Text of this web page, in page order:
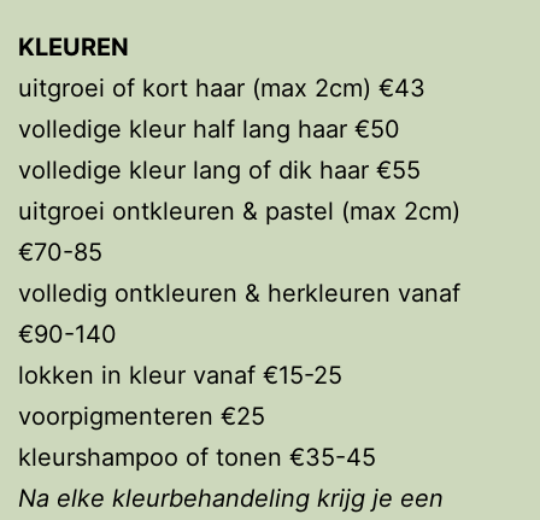
KLEUREN
uitgroei of kort haar (max 2cm) €43
volledige kleur half lang haar €50
volledige kleur lang of dik haar €55
uitgroei ontkleuren & pastel (max 2cm)
€70-85
volledig ontkleuren & herkleuren vanaf
€90-140
lokken in kleur vanaf €15-25
voorpigmenteren €25
kleurshampoo of tonen €35-45
Na elke kleurbehandeling krijg je een